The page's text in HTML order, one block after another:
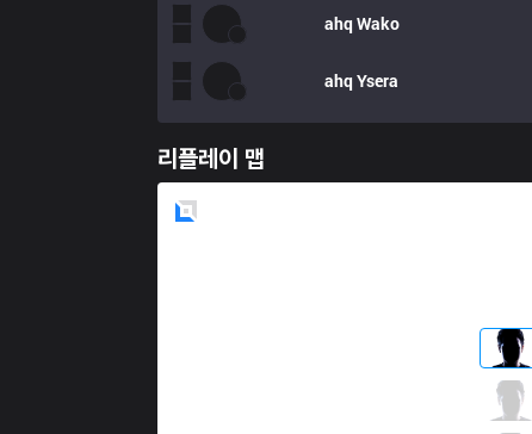
ahq Wako
ahq Ysera
리플레이 맵